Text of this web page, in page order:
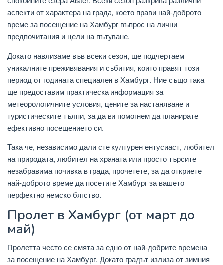
аспекти от характера на града, което прави най-доброто
време за посещение на Хамбург въпрос на лични
предпочитания и цели на пътуване.
Докато навлизаме във всеки сезон, ще подчертаем
уникалните преживявания и събития, които правят този
период от годината специален в Хамбург. Ние също така
ще предоставим практическа информация за
метеорологичните условия, цените за настаняване и
туристическите тълпи, за да ви помогнем да планирате
ефективно посещението си.
Така че, независимо дали сте културен ентусиаст, любител
на природата, любител на храната или просто търсите
незабравима почивка в града, прочетете, за да откриете
най-доброто време да посетите Хамбург за вашето
перфектно немско бягство.
Пролет в Хамбург (от март до
май)
Пролетта често се смята за едно от най-добрите времена
за посещение на Хамбург. Докато градът излиза от зимния